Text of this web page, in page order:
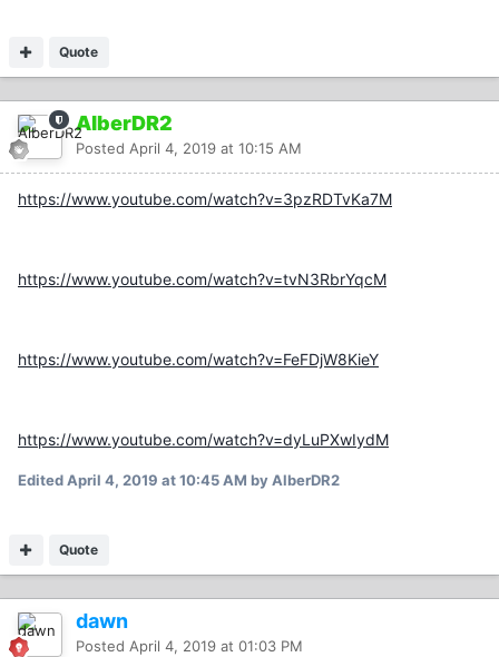
Quote
AlberDR2
Posted April 4, 2019 at 10:15 AM
https://www.youtube.com/watch?v=3pzRDTvKa7M
https://www.youtube.com/watch?v=tvN3RbrYqcM
https://www.youtube.com/watch?v=FeFDjW8KieY
https://www.youtube.com/watch?v=dyLuPXwIydM
EditedApril 4, 2019 at 10:45 AM by AlberDR2
Quote
dawn
Posted April 4, 2019 at 01:03 PM